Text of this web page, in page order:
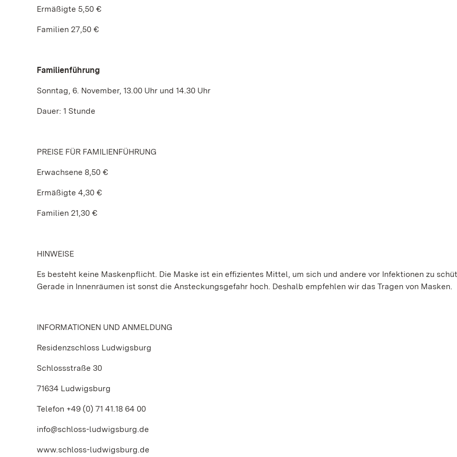
Ermäßigte 5,50 €
Familien 27,50 €
Familienführung
Sonntag, 6. November, 13.00 Uhr und 14.30 Uhr
Dauer: 1 Stunde
PREISE FÜR FAMILIENFÜHRUNG
Erwachsene 8,50 €
Ermäßigte 4,30 €
Familien 21,30 €
HINWEISE
Es besteht keine Maskenpflicht. Die Maske ist ein effizientes Mittel, um sich und andere vor Infektionen zu
Gerade in Innenräumen ist sonst die Ansteckungsgefahr hoch. Deshalb empfehlen wir das Tragen von Masken.
INFORMATIONEN UND ANMELDUNG
Residenzschloss Ludwigsburg
Schlossstraße 30
71634 Ludwigsburg
Telefon +49 (0) 71 41.18 64 00
info@schloss-ludwigsburg.de
www.schloss-ludwigsburg.de